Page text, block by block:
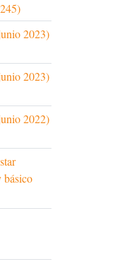
2023)
2023)
2022)
básico